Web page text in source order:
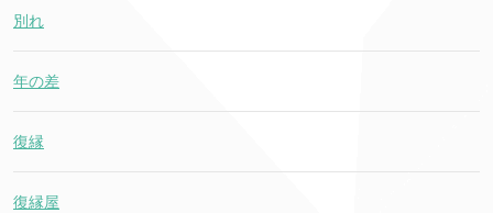
別れ
年の差
復縁
復縁屋